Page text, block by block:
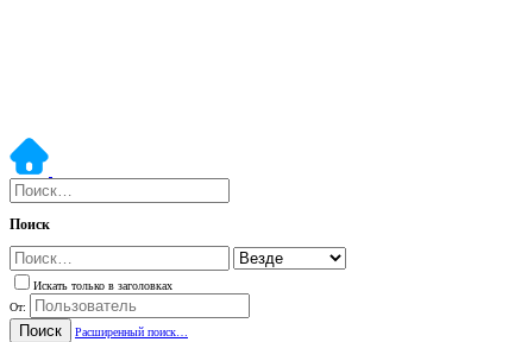
Поиск
Искать только в заголовках
От:
Поиск Расширенный поиск…